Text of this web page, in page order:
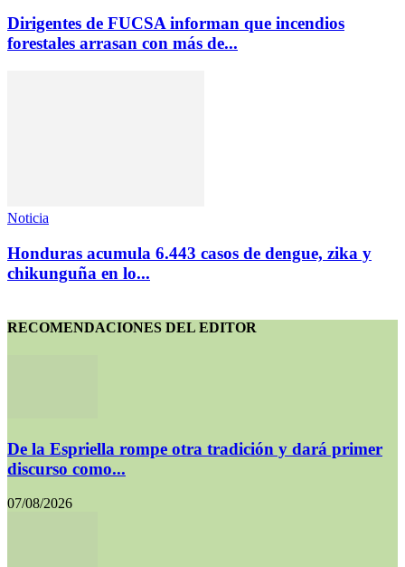
Dirigentes de FUCSA informan que incendios
forestales arrasan con más de...
Noticia
Honduras acumula 6.443 casos de dengue, zika y
chikunguña en lo...
RECOMENDACIONES DEL EDITOR
De la Espriella rompe otra tradición y dará primer
discurso como...
07/08/2026